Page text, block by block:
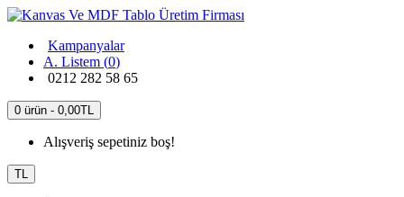
Kampanyalar
A. Listem (0)
0212 282 58 65
0 ürün - 0,00TL
Alışveriş sepetiniz boş!
TL